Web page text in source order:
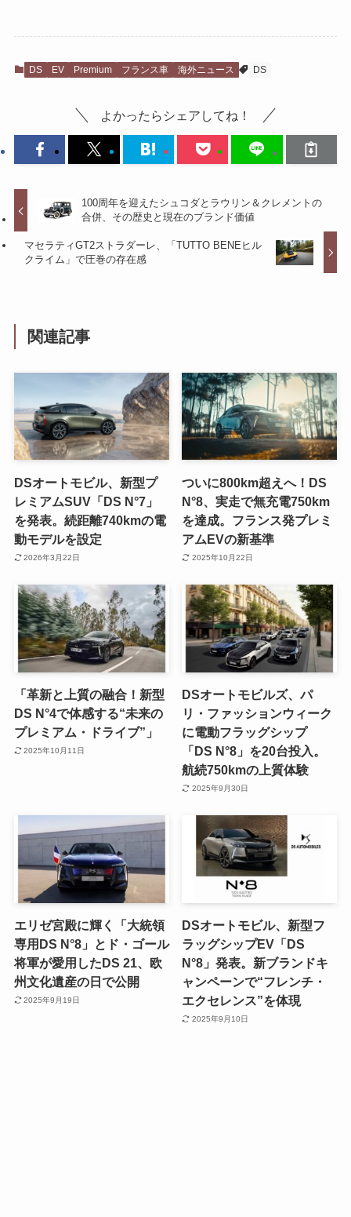
DS EV Premium フランス車 海外ニュース DS
よかったらシェアしてね！
100周年を迎えたシュコダとラウリン＆クレメントの
合併、その歴史と現在のブランド価値
マセラティGT2ストラダーレ、「TUTTO BENEヒル
クライム」で圧巻の存在感
関連記事
DSオートモビル、新型プ
レミアムSUV「DS N°7」
を発表。続距離740kmの電
動モデルを設定
2026年3月22日
ついに800km超えへ！DS
N°8、実走で無充電750km
を達成。フランス発プレミ
アムEVの新基準
2025年10月22日
「革新と上質の融合！新型
DS N°4で体感する“未来の
プレミアム・ドライブ”」
2025年10月11日
DSオートモビルズ、パ
リ・ファッションウィーク
に電動フラッグシップ
「DS N°8」を20台投入。
航続750kmの上質体験
2025年9月30日
エリゼ宮殿に輝く「大統領
専用DS N°8」とド・ゴール
将軍が愛用したDS 21、欧
州文化遺産の日で公開
2025年9月19日
DSオートモビル、新型フ
ラッグシップEV「DS
N°8」発表。新ブランドキ
ャンペーンで“フレンチ・
エクセレンス”を体現
2025年9月10日